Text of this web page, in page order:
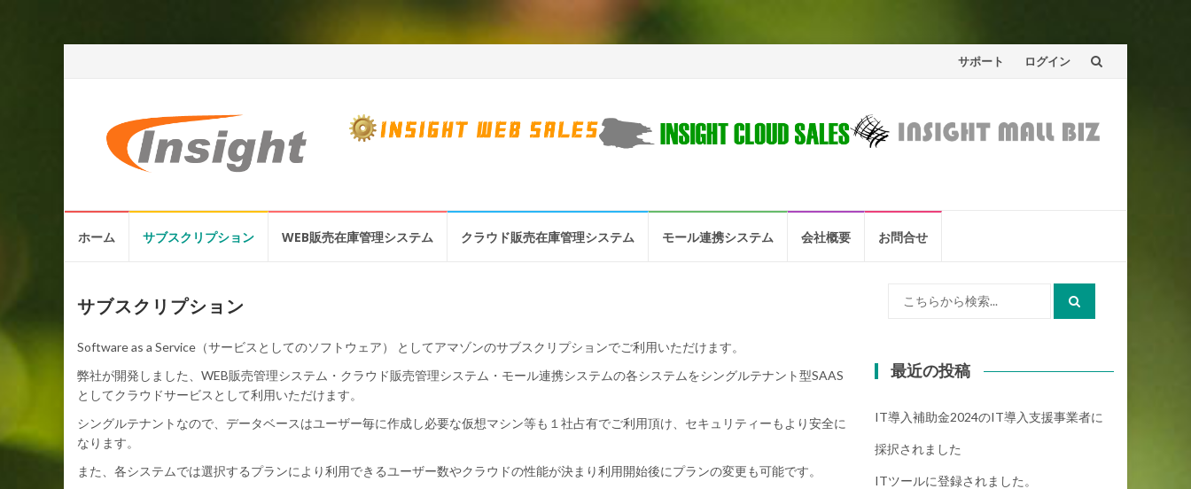
コ
テ
キ
プ
サポート ログイン
ホーム サブスクリプション WEB販売在庫管理システム クラウド販売在庫管理システム モール連携システム 会社概要 お問合せ
サブスクリプション
Software as a Service（サービスとしてのソフトウェア） としてアマゾンのサブスクリプションでご利用いただけます。
弊社が開発しました、WEB販売管理システム・クラウド販売管理システム・モール連携システムの各システムをシングルテナント型SAAS
としてクラウドサービスとして利用いただけます。
シングルテナントなので、データベースはユーザー毎に作成し必要な仮想マシン等も１社占有でご利用頂け、セキュリティーもより安全に
なります。
また、各システムでは選択するプランにより利用できるユーザー数やクラウドの性能が決まり利用開始後にプランの変更も可能です。
最近の投稿
IT導入補助金2024のIT導入支援事業者に
採択されました
ITツールに登録されました。